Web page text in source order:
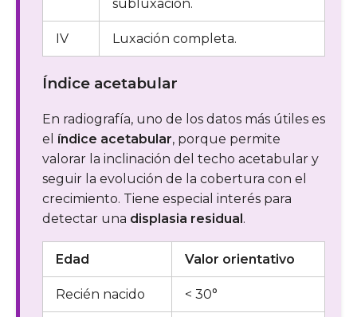
subluxación.
IV Luxación completa.
Índice acetabular
En radiografía, uno de los datos más útiles es
el índice acetabular, porque permite
valorar la inclinación del techo acetabular y
seguir la evolución de la cobertura con el
crecimiento. Tiene especial interés para
detectar una displasia residual .
Edad Valor orientativo
Recién nacido < 30°